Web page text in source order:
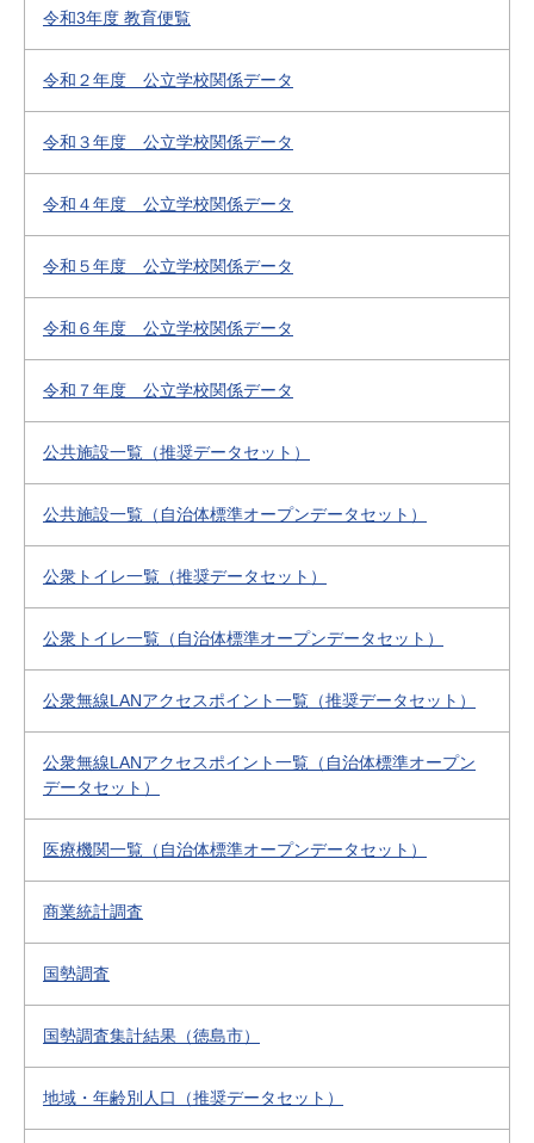
令和3年度 教育便覧
令和２年度 公立学校関係データ
令和３年度 公立学校関係データ
令和４年度 公立学校関係データ
令和５年度 公立学校関係データ
令和６年度 公立学校関係データ
令和７年度 公立学校関係データ
公共施設一覧（推奨データセット）
公共施設一覧（自治体標準オープンデータセット）
公衆トイレ一覧（推奨データセット）
公衆トイレ一覧（自治体標準オープンデータセット）
公衆無線LANアクセスポイント一覧（推奨データセット）
公衆無線LANアクセスポイント一覧（自治体標準オープン
データセット）
医療機関一覧（自治体標準オープンデータセット）
商業統計調査
国勢調査
国勢調査集計結果（徳島市）
地域・年齢別人口（推奨データセット）